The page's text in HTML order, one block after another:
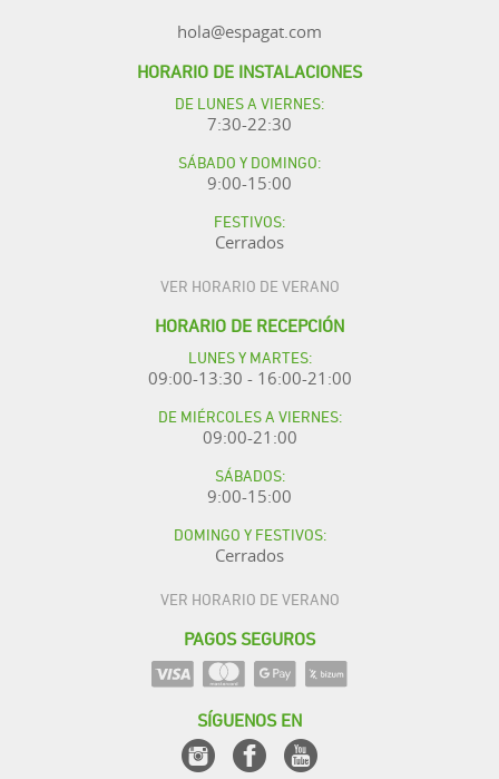
hola@espagat.com
HORARIO DE INSTALACIONES
DE LUNES A VIERNES:
7:30-22:30
SÁBADO Y DOMINGO:
9:00-15:00
FESTIVOS:
Cerrados
VER HORARIO DE VERANO
HORARIO DE RECEPCIÓN
LUNES Y MARTES:
09:00-13:30 - 16:00-21:00
DE MIÉRCOLES A VIERNES:
09:00-21:00
SÁBADOS:
9:00-15:00
DOMINGO Y FESTIVOS:
Cerrados
VER HORARIO DE VERANO
PAGOS SEGUROS
SÍGUENOS EN